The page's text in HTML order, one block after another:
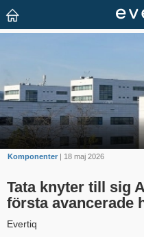
Komponenter | 18 maj 2026
Tata knyter till sig
första avancerade
Evertiq